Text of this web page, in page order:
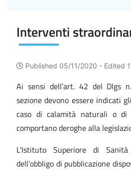
Published 05/11/2020 - Edited
Ai sensi dell’art. 42 del Dlgs
sezione devono essere indicati
caso di calamità naturali o di
comportano deroghe alla
L'Istituto Superiore di
dell’obbligo di pubblicazione